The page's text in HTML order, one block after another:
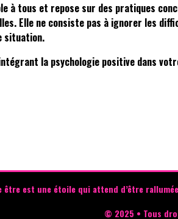
à tous et repose sur des pratiques
Elle ne consiste pas à ignorer les
situation.
la psychologie positive dans
être est une étoile qui attend d’être
© 2025 • Tous